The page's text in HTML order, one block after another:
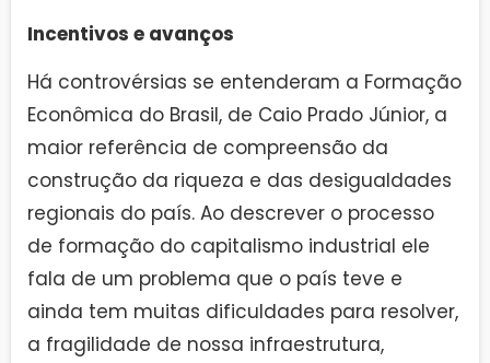
Incentivos e avanços
Há controvérsias se entenderam a Formação
Econômica do Brasil, de Caio Prado Júnior, a
maior referência de compreensão da
construção da riqueza e das desigualdades
regionais do país. Ao descrever o processo
de formação do capitalismo industrial ele
fala de um problema que o país teve e
ainda tem muitas dificuldades para resolver,
a fragilidade de nossa infraestrutura,